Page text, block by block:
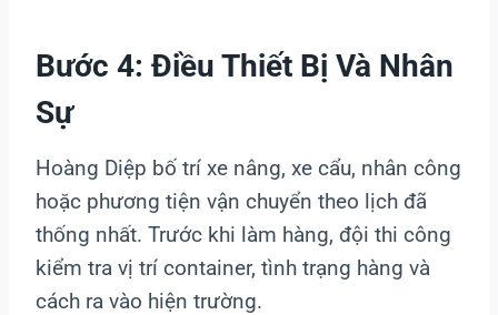
Bước 4: Điều Thiết Bị Và Nhân
Sự
Hoàng Diệp bố trí xe nâng, xe cẩu, nhân công
hoặc phương tiện vận chuyển theo lịch đã
thống nhất. Trước khi làm hàng, đội thi công
kiểm tra vị trí container, tình trạng hàng và
cách ra vào hiện trường.